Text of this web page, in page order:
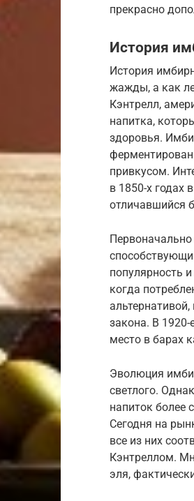
прекрасно
История
История
жажды, а как
Кэнтрелл,
напитка,
здоровья.
привкусом.
в 1850-х годах
отличавшийся
популярность
когда
закона. В
место в барах
Эволюция
светлого.
напиток более
Сегодня на
все из них
Кэнтреллом.
эля,